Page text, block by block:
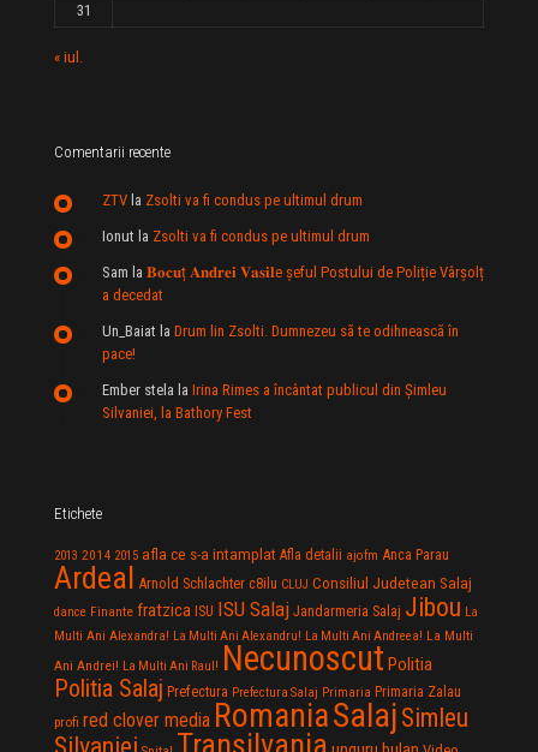
31
« iul.
Comentarii recente
ZTV la Zsolti va fi condus pe ultimul drum
Ionut la Zsolti va fi condus pe ultimul drum
Sam la 𝐁𝐨𝐜𝐮ț 𝐀𝐧𝐝𝐫𝐞𝐢 𝐕𝐚𝐬𝐢𝐥e şeful Postului de Poliție Vârșolț
a decedat
Un_Baiat la Drum lin Zsolti. Dumnezeu sã te odihneascã în
pace!
Ember stela la Irina Rimes a încântat publicul din Şimleu
Silvaniei, la Bathory Fest
Etichete
2013 2014 2015 afla ce s-a intamplat Afla detalii ajofm Anca Parau
Ardeal Arnold Schlachter c8ilu CLUJ Consiliul Judetean Salaj
dance Finante fratzica ISU ISU Salaj Jandarmeria Salaj Jibou La
Multi Ani Alexandra! La Multi Ani Alexandru! La Multi Ani Andreea! La Multi
Ani Andrei! La Multi Ani Raul! Necunoscut Politia
Politia Salaj Prefectura Prefectura Salaj Primaria Primaria Zalau
profi red clover media RomaniaSalaj Simleu